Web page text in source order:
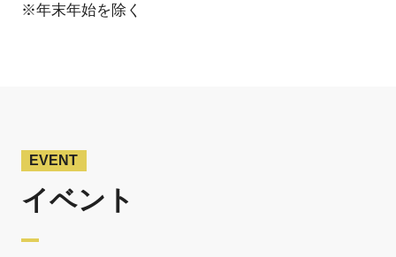
※年末年始を除く
EVENT
イベント